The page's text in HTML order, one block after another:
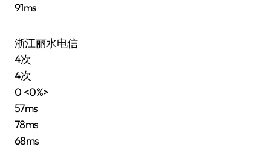
91ms
浙江丽水电信
4次
4次
0 <0%>
57ms
78ms
68ms